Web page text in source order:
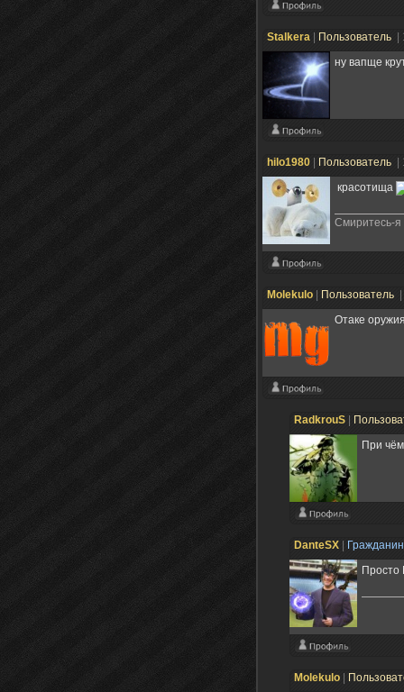
Stalkera Пользователь
ну вапще
hilo1980 Пользователь
красотища
Смиритесь-я
Molekulo Пользователь
Отаке
RadkrouS
При
DanteSX
Просто
Molekulo